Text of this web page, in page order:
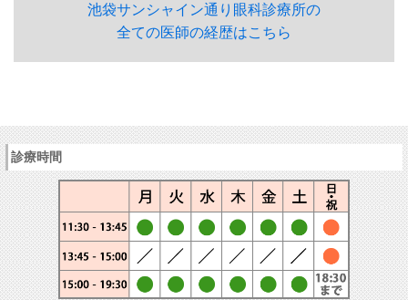
池袋サンシャイン通り眼科診療所の
全ての医師の経歴はこちら
診療時間